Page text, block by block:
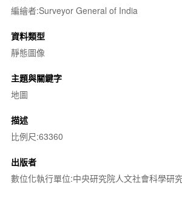
編繪者:Surveyor General of India
資料類型
靜態圖像
主題與關鍵字
地圖
描述
比例尺:63360
出版者
數位化執行單位:中央研究院人文社會科學研